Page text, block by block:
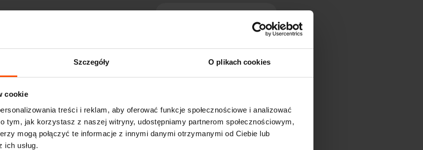
Szczegóły O plikach cookies
cookie
treści i reklam, aby oferować funkcje społecznościowe i analizować
tym, jak korzystasz z naszej witryny, udostępniamy partnerom społecznościowym,
mogą połączyć te informacje z innymi danymi otrzymanymi od Ciebie lub
ich usług.
RADIUM